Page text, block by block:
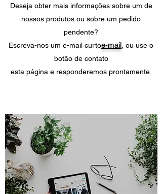
Deseja obter mais informações sobre um de
nossos produtos ou sobre um pedido
pendente?
Escreva-nos um e-mail curtoe-mail , ou use o
botão de contato
esta página e responderemos prontamente.